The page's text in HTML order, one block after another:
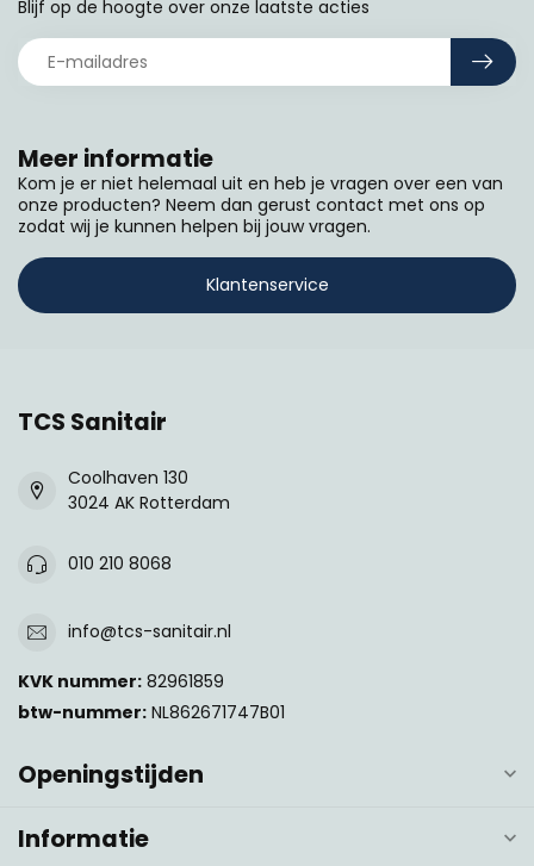
Meer informatie
Kom je er niet helemaal uit en heb je vragen over een van
onze producten? Neem dan gerust contact met ons op
zodat wij je kunnen helpen bij jouw vragen.
Klantenservice
Blijf op de hoogte over onze laatste acties
TCS Sanitair
Coolhaven 130
3024 AK Rotterdam
010 210 8068
info@tcs-sanitair.nl
KVK nummer: 82961859
btw-nummer: NL862671747B01
Openingstijden
Informatie